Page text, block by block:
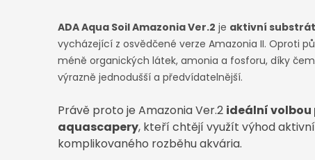
ADA Aqua Soil Amazonia Ver.2 je aktivní
vycházející z osvědčené verze Amazonia II. Oproti
méně organických látek, amonia a fosforu, díky
výrazně jednodušší a předvídatelnější.
Právě proto je Amazonia Ver.2 ideální
aquascapery, kteří chtějí využít výhod
komplikovaného rozběhu akvária.